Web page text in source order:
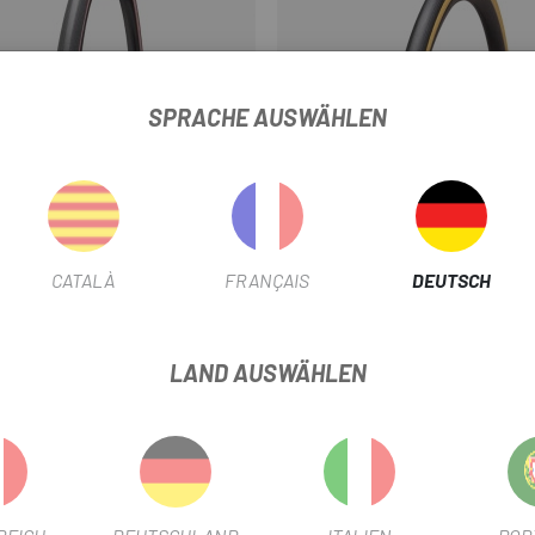
Braun
T2/T5 TAN SIDEWALL REIFEN
Schwarz
SPECIALIZED
SPECIALIZED COTTON TLR 700
SPRACHE AUSWÄHLEN
CATALÀ FRANÇAIS DEUTSCH
LAND AUSWÄHLEN